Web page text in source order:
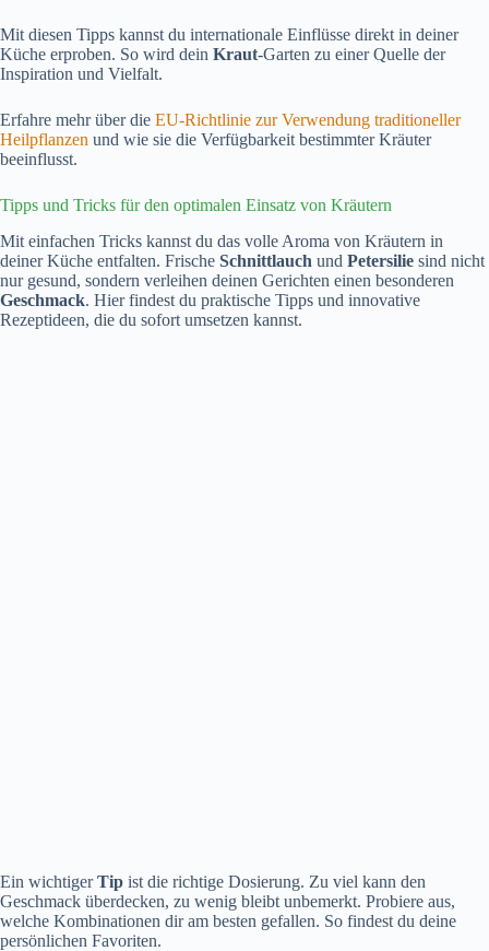
Mit diesen Tipps kannst du internationale Einflüsse direkt in deiner
Küche erproben. So wird dein Kraut-Garten zu einer Quelle der
Inspiration und Vielfalt.
Erfahre mehr über die EU-Richtlinie zur Verwendung traditioneller
Heilpflanzen und wie sie die Verfügbarkeit bestimmter Kräuter
beeinflusst.
Tipps und Tricks für den optimalen Einsatz von Kräutern
Mit einfachen Tricks kannst du das volle Aroma von Kräutern in
deiner Küche entfalten. Frische Schnittlauch und Petersilie sind nicht
nur gesund, sondern verleihen deinen Gerichten einen besonderen
Geschmack. Hier findest du praktische Tipps und innovative
Rezeptideen, die du sofort umsetzen kannst.
Ein wichtigerTip ist die richtige Dosierung. Zu viel kann den
Geschmack überdecken, zu wenig bleibt unbemerkt. Probiere aus,
welche Kombinationen dir am besten gefallen. So findest du deine
persönlichen Favoriten.